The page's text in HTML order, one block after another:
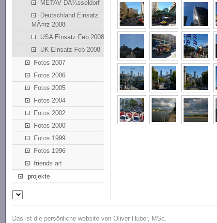
METAV DÃ¼sseldorf
Deutschland Einsatz
MÃ¤rz 2008
USA Einsatz Feb 2008
UK Einsatz Feb 2008
Fotos 2007
Fotos 2006
Fotos 2005
Fotos 2004
Fotos 2002
Fotos 2000
Fotos 1999
Fotos 1996
friends art
projekte
Das ist die persönliche website von Oliver Huber, MSc.